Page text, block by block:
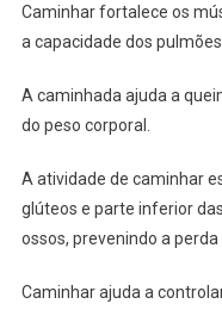
Caminhar fortalece os
a capacidade dos pulmões.
A caminhada ajuda a
do peso corporal.
A atividade de caminhar
glúteos e parte inferior
ossos, prevenindo a perda
Caminhar ajuda a